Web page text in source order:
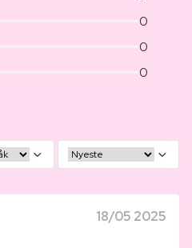
0
0
0
18/05 2025